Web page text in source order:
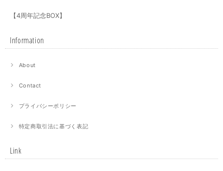
【4周年記念BOX】
Information
About
Contact
プライバシーポリシー
特定商取引法に基づく表記
Link